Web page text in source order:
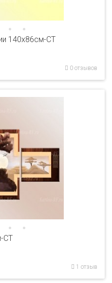
140х86см-CT
0 отзывов
CT
1 отзыв